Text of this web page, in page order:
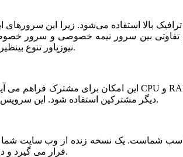
بالا استفاده می‌شود. زیرا این
بین سرور نیمه خصوصی و سرور
نیوزپاور تنوع بینظیری از سرورهای ابری نیمه خصوصی یا نیمه اختصاصی ارائه شده است.
دیگر مشترکین استفاده شود. این سرویس مناسب فروشگاه های خاص، پربازدید با نیازمندی های بخصوص است.
قرار می گیرد و در هر شرایطی قابلیت بازیابی و اتصال نیم سرور به این فضا وجود دارد.